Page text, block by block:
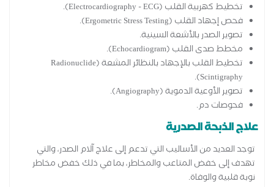
تخطيط كهربية القلب (Electrocardiography - ECG).
فحص إجهاد القلب (Ergometric Stress Testing).
تصوير الصدر بالأشعة السينية.
مخطط صدى القلب (Echocardiogram).
تخطيط القلب بالإجهاد بالنظائر المشعة (Radionuclide
Scintigraphy).
تصوير الأوعية الدموية (Angiography).
فحوصات دم.
علاج الذبحة الصدرية
توجد العديد من الأساليب التي تدعم إلى علاج آلام الصدر، والتي
تهدف إلى خفض المتاعب والمخاطر، بما في ذلك خفض مخاطر
نوبة قلبية والوفاة.